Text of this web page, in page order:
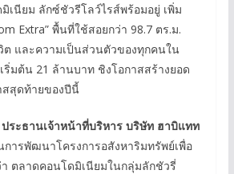
เนียม ลักซ์ชัวรีโลว์ไรส์พร้อมอยู่ เพิ่ม
Extra” พื้นที่ใช้สอยกว่า 98.7 ตร.ม.
ต และความเป็นส่วนตัวของทุกคนใน
ริ่มต้น 21 ล้านบาท ชิงโอกาสสร้างยอด
สสุดท้ายของปีนี้
ระธานเจ้าหน้าที่บริหาร บริษัท ฮาบิแทท
ารพัฒนาโครงการอสังหาริมทรัพย์เพื่อ
า ตลาดคอนโดมิเนียมในกลุ่มลักชัวรี่